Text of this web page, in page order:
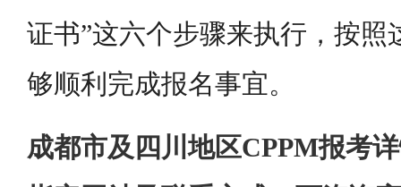
证书”这六个步骤来执行，按照
够顺利完成报名事宜。
成都市及四川地区CPPM报考